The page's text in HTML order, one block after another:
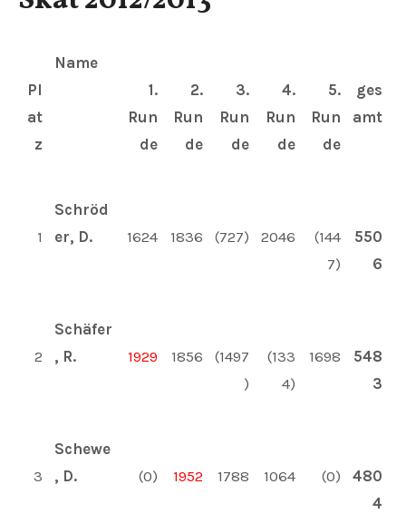
Pl
at
z
Name
1.
Run
de
2.
Run
de
3.
Run
de
4.
Run
de
5.
Run
de
ges
amt
1
Schröd
er, D.
1624 1836 (727) 2046
(144
7)
550
6
2
Schäfer
, R.
1929 1856
(1497
)
(133
4)
1698
548
3
3
Schewe
, D.
(0) 1952 1788 1064 (0)
480
4